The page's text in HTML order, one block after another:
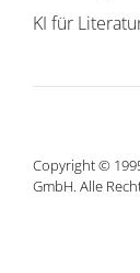
KI für
Copyright ©
GmbH. Alle